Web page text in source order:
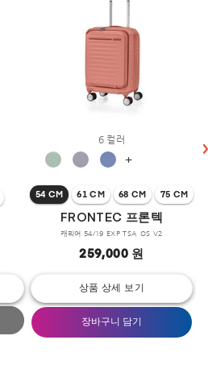
6 컬러
+
54 CM 61 CM 68 CM 75 CM
FRONTEC 프론텍
캐리어 54/19 EXP TSA OS V2
259,000 원
상품 상세 보기
장바구니 담기